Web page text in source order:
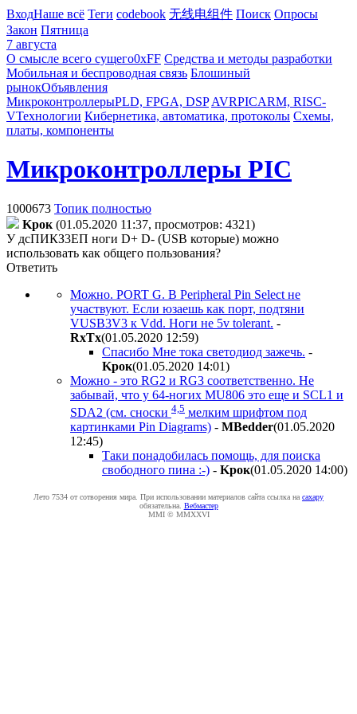
ВходНаше всё Теги codebook 无线电组件 Поиск Опросы
Закон Пятница
7 августа
О смысле всего сущего0xFF Средства и методы разработки
Мобильная и беспроводная связь Блошиный
рынокОбъявления
МикроконтроллерыPLD, FPGA, DSP AVRPICARM, RISC-
VТехнологии Кибернетика, автоматика, протоколы Схемы,
платы, компоненты
Микроконтроллеры PIC
1000673 Топик полностью
Kpoк (01.05.2020 11:37, просмотров: 4321)
У дсПИКЗ3ЕП ноги D+ D- (USB которые) можно
использовать как общего пользования?
Ответить
Можно. PORT G. В Peripheral Pin Select не
участвуют. Если юзаешь как порт, подтяни
VUSB3V3 к Vdd. Ноги не 5v tolerant. -
RxTx(01.05.2020 12:59)
Спасибо Мне тока светодиод зажечь. -
Kpoк(01.05.2020 14:01)
Можно - это RG2 и RG3 соответственно. Не
забывай, что у 64-ногих MU806 это еще и SCL1 и
SDA2 (см. сноски 4,5 мелким шрифтом под
картинками Pin Diagrams) - MBedder(01.05.2020
12:45)
Таки понадобилась помощь, для поиска
свободного пина :-) - Kpoк(01.05.2020 14:00)
Лето 7534 от сотворения мира. При использовании материалов сайта ссылка на caxapу
обязательна. Вебмастер
MMI © MMXXVI